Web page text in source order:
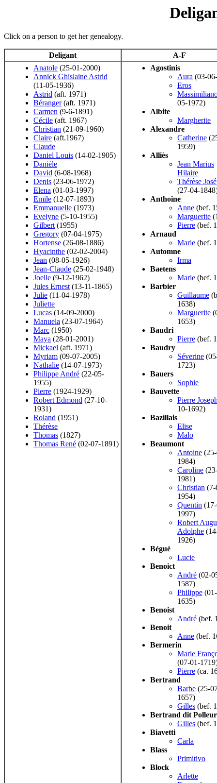
Click on a person to get her genealogy.
Deligant
A-F
Anatole (25-01-2000)
Annick Ghislaine Astrid
(11-05-1936)
Astrid (aft. 1971)
Béranger(aft. 1971)
Carmen (9-6-1891)
Cécile (aft. 1967)
Christian (21-09-1960)
Claire (aft.1967)
Claude
Daniel Louis (14-02-1905)
Danièle
David (6-08-1968)
Denis (23-06-1972)
Elena (01-03-1997)
Emile (12-07-1893)
Emmanuelle (1973)
Evelyne (5-10-1955)
Gilbert(1955)
Gregory (07-04-1975)
Hortense (26-08-1886)
Hyacinthe (02-02-2004)
Jean (08-05-1926)
Jean-Claude (25-02-1948)
Joelle (9-12-1962)
Jules Ernest(13-11-1865)
Julie (11-04-1978)
Juliette
Lucas (14-09-2000)
Manuela (23-07-1964)
Marc (1950)
Maya (28-01-2001)
Mickael (aft. 1971)
Myriam (09-07-2005)
Nathalie (14-07-1973)
Philippe André (22-05-
1955)
Pierre (1924-1929)
Robert Edmond (27-10-
1931)
Roland (1951)
Thérèse
Thomas (1827)
Thomas René (02-07-1891)
Agostinis
Aura (03-
Eros
05-1972)
Albite
Margherite
Alexandre
Catherine
1959)
Alliès
Jean Marius
Hilaire
Thérèse
(27-04-
Anthoine
Anne (bef.
Marguerite
Pierre (bef.
Arnaud
Marie (bef.
Automne
Irma
Baetens
Marie (bef.
Barbier
Guillaume
1638)
Marguerite
1653)
Baudri
Pierre (bef.
Baudry
Séverine
1723)
Bauers
Sophie
Bauvette
Pierre
10-1692)
Bazillais
Elise
Malo
Beaumont
Antoine
1984)
Caroline
1981)
Christian (7-
1954)
Quentin
1997)
Robert
Adolphe
1926)
Bégué
Lucie
Benoict
André (02-
1587)
Philippe
1635)
Benoist
André (bef.
Benoit
Anne (bef.
Bermerin
Marie
(07-01-
Pierre (ca.
Bertrand
Barbe (25-
1657)
Gilles (bef.
Bertrand dit Polleur
Gilles (bef.
Biavetti
Carla
Blass
Primitivo
Block
Arlette